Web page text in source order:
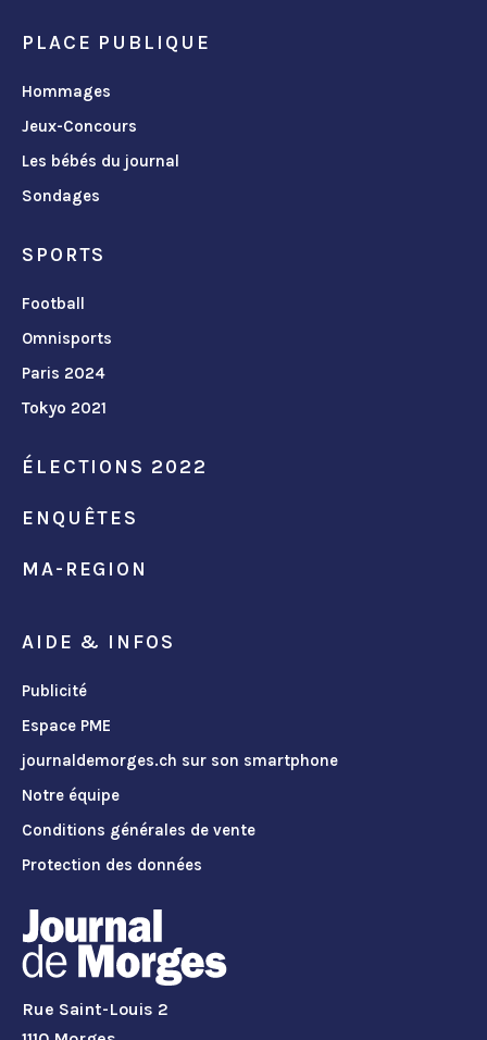
PLACE PUBLIQUE
Hommages
Jeux-Concours
Les bébés du journal
Sondages
SPORTS
Football
Omnisports
Paris 2024
Tokyo 2021
ÉLECTIONS 2022
ENQUÊTES
MA-REGION
AIDE & INFOS
Publicité
Espace PME
journaldemorges.ch sur son smartphone
Notre équipe
Conditions générales de vente
Protection des données
Rue Saint-Louis 2